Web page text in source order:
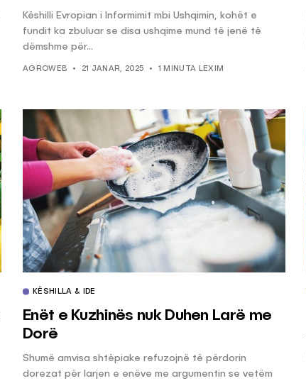
Këshilli Evropian i Informimit mbi Ushqimin, kohët e
fundit ka zbuluar se disa ushqime mund të jenë të
dëmshme për...
AGROWEB 21 JANAR, 2025 1 MINUTA LEXIM
KËSHILLA & IDE
Enët e Kuzhinës nuk Duhen Larë me
Dorë
Shumë amvisa shtëpiake refuzojnë të përdorin
dorezat për larjen e enëve me argumentin se vetëm